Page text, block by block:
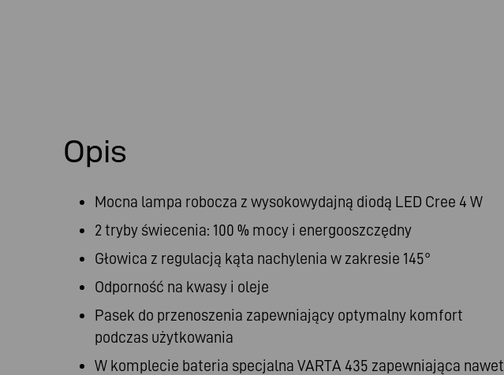
Opis
Mocna lampa robocza z wysokowydajną diodą LED Cree 4 W
2 tryby świecenia: 100 % mocy i energooszczędny
Głowica z regulacją kąta nachylenia w zakresie 145°
Odporność na kwasy i oleje
Pasek do przenoszenia zapewniający optymalny komfort
podczas użytkowania
W komplecie bateria specjalna VARTA 435 zapewniająca nawet